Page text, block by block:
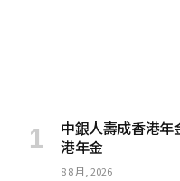
中銀人壽成香港
港年金
8 8 月, 2026